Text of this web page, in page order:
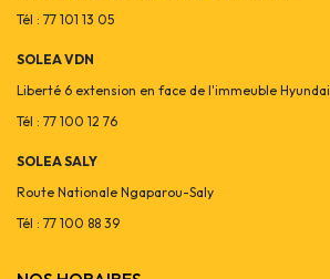
Tél : 77 101 13 05
SOLEA VDN
Liberté 6 extension en face de l'immeuble Hyundai
Tél : 77 100 12 76
SOLEA SALY
Route Nationale Ngaparou-Saly
Tél : 77 100 88 39